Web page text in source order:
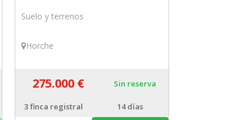
Suelo y terrenos
Horche
275.000 € Sin reserva
3finca registral 14 días